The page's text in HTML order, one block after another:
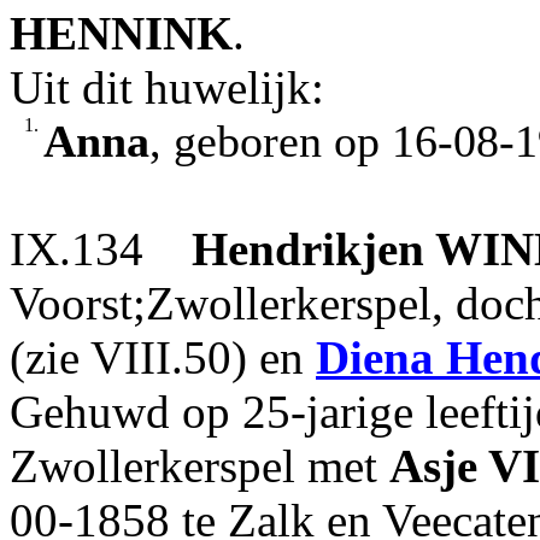
HENNINK.
Uit dit huwelijk:
1. Anna, geboren op 16-08-
IX.134 Hendrikjen
Voorst;Zwollerkerspel,
(zie VIII.50) en Diena
Gehuwd op 25-jarige
Zwollerkerspel met Asje
00-1858 te Zalk en